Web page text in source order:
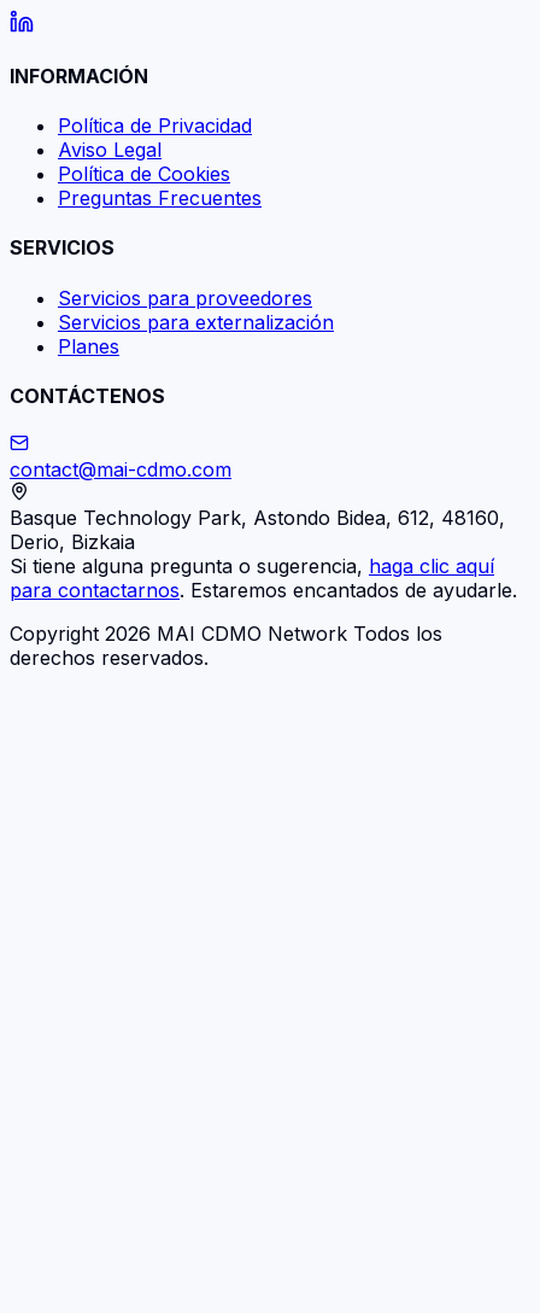
INFORMACIÓN
Política de Privacidad
Aviso Legal
Política de Cookies
Preguntas Frecuentes
SERVICIOS
Servicios para proveedores
Servicios para externalización
Planes
CONTÁCTENOS
contact@mai-cdmo.com
Basque Technology Park, Astondo Bidea, 612, 48160,
Derio, Bizkaia
Si tiene alguna pregunta o sugerencia, haga clic aquí
para contactarnos. Estaremos encantados de ayudarle.
Copyright 2026 MAI CDMO Network Todos los
derechos reservados.